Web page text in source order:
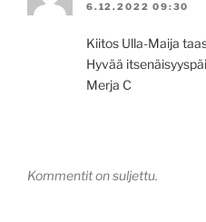
6.12.2022 09:30
Kiitos Ulla-Maija
Hyvää
Merja C
Kommentit on suljettu.